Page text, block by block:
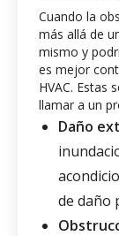
Cuando la
más allá de
mismo y
es mejor
HVAC. Estas
llamar a un
Daño
de daño